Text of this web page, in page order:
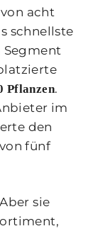
acht
schnellste
Segment
Pflanzen.
im
den
fünf
sie